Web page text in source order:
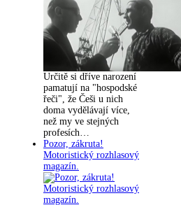
Určitě si dříve narození
pamatují na "hospodské
řeči", že Češi u nich
doma vydělávají více,
než my ve stejných
profesích…
Pozor, zákruta!
Motoristický rozhlasový
magazín.